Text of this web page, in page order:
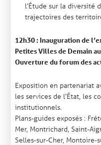
l’Étude sur la diversité
trajectoires des
12h30 : Inauguration de
Petites Villes de Demain
Ouverture du forum des
Exposition en partenariat
les services de l’État, les
institutionnels.
Plans-guides exposés :
Mer, Montrichard, Saint-
Selles-sur-Cher, Montoire-